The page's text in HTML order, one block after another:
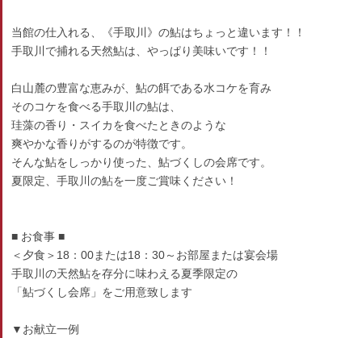
当館の仕入れる、《手取川》の鮎はちょっと違います！！
手取川で捕れる天然鮎は、やっぱり美味いです！！
白山麓の豊富な恵みが、鮎の餌である水コケを育み
そのコケを食べる手取川の鮎は、
珪藻の香り・スイカを食べたときのような
爽やかな香りがするのが特徴です。
そんな鮎をしっかり使った、鮎づくしの会席です。
夏限定、手取川の鮎を一度ご賞味ください！
■ お食事 ■
＜夕食＞18：00または18：30～お部屋または宴会場
手取川の天然鮎を存分に味わえる夏季限定の
「鮎づくし会席」をご用意致します
▼お献立一例